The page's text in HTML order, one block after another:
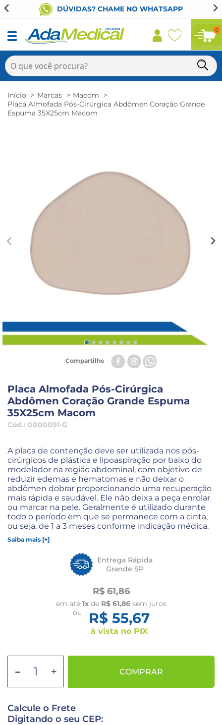
DÚVIDAS? CHAME NO WHATSAPP
0
Início Marcas
Macom
Placa Almofada Pós-Cirúrgica Abdômen Coração Grande
Espuma 35X25cm Macom
Compartilhe
Placa Almofada Pós-Cirúrgica
Abdômen Coração Grande Espuma
35X25cm Macom
Cód.: 0000091-G
A placa de contenção deve ser utilizada nos pós-
cirúrgicos de plástica e lipoaspiração por baixo do
modelador na região abdominal, com objetivo de
reduzir edemas e hematomas e não deixar o
abdômen dobrar proporcionando uma recuperação
mais rápida e saudável. Ele não deixa a peça enrolar
ou marcar na pele. Geralmente é utilizado durante
todo o período em que se permanece com a cinta,
ou seja, de 1 a 3 meses conforme indicação médica.
Saiba mais [+]
Entrega Rápida
Grande SP
R$ 61,86
em até 1xde R$ 61,86sem juros
ou
R$ 55,67
à vista no PIX
- + COMPRAR
Calcule o Frete
Digitando o seu CEP: